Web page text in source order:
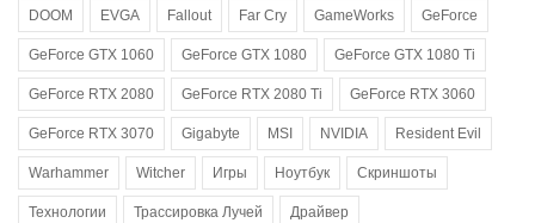
DOOM EVGA Fallout Far Cry GameWorks GeForce
GeForce GTX 1060 GeForce GTX 1080 GeForce GTX 1080 Ti
GeForce RTX 2080 GeForce RTX 2080 Ti GeForce RTX 3060
GeForce RTX 3070 Gigabyte MSI NVIDIA Resident Evil
Warhammer Witcher Игры Ноутбук Скриншоты
Технологии Трассировка Лучей Драйвер